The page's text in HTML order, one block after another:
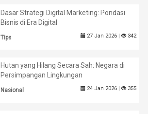
Dasar Strategi Digital Marketing: Pondasi
Bisnis di Era Digital
Tips 27 Jan 2026 | 342
Hutan yang Hilang Secara Sah: Negara di
Persimpangan Lingkungan
Nasional 24 Jan 2026 | 355